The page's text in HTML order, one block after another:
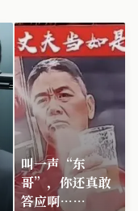
叫一声“东
哥”，你还真敢
答应啊……